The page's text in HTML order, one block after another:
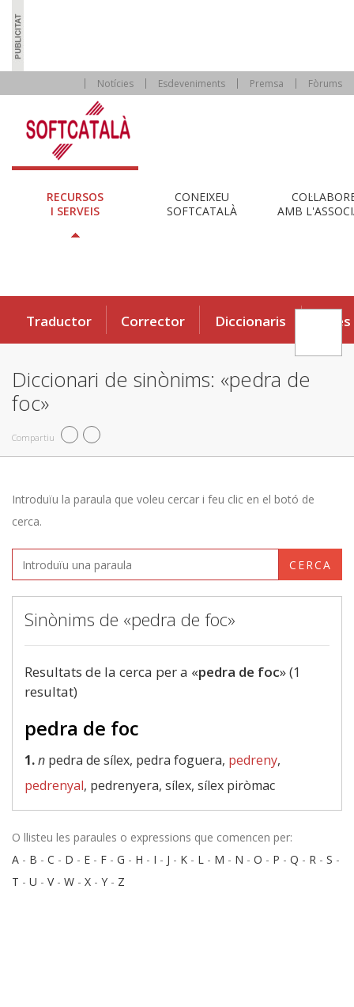
Notícies Esdeveniments Premsa Fòrums
RECURSOS
I SERVEIS
CONEIXEU
SOFTCATALÀ
AMB
Traductor Corrector Diccionaris Eines
Diccionari de sinònims: «pedra de
foc»
Compartiu
Introduïu la paraula que voleu cercar i feu clic en el botó de
cerca.
CERCA
Sinònims de «pedra de foc»
Resultats de la cerca per a «pedra de foc» (1
resultat)
pedra de foc
1.n pedra de sílex, pedra foguera, pedreny,
pedrenyal, pedrenyera, sílex, sílex piròmac
O llisteu les paraules o expressions que comencen per:
A - B - C - D - E - F - G - H - I - J - K - L - M - N - O - P - Q - R - S -
T - U - V- W - X - Y - Z